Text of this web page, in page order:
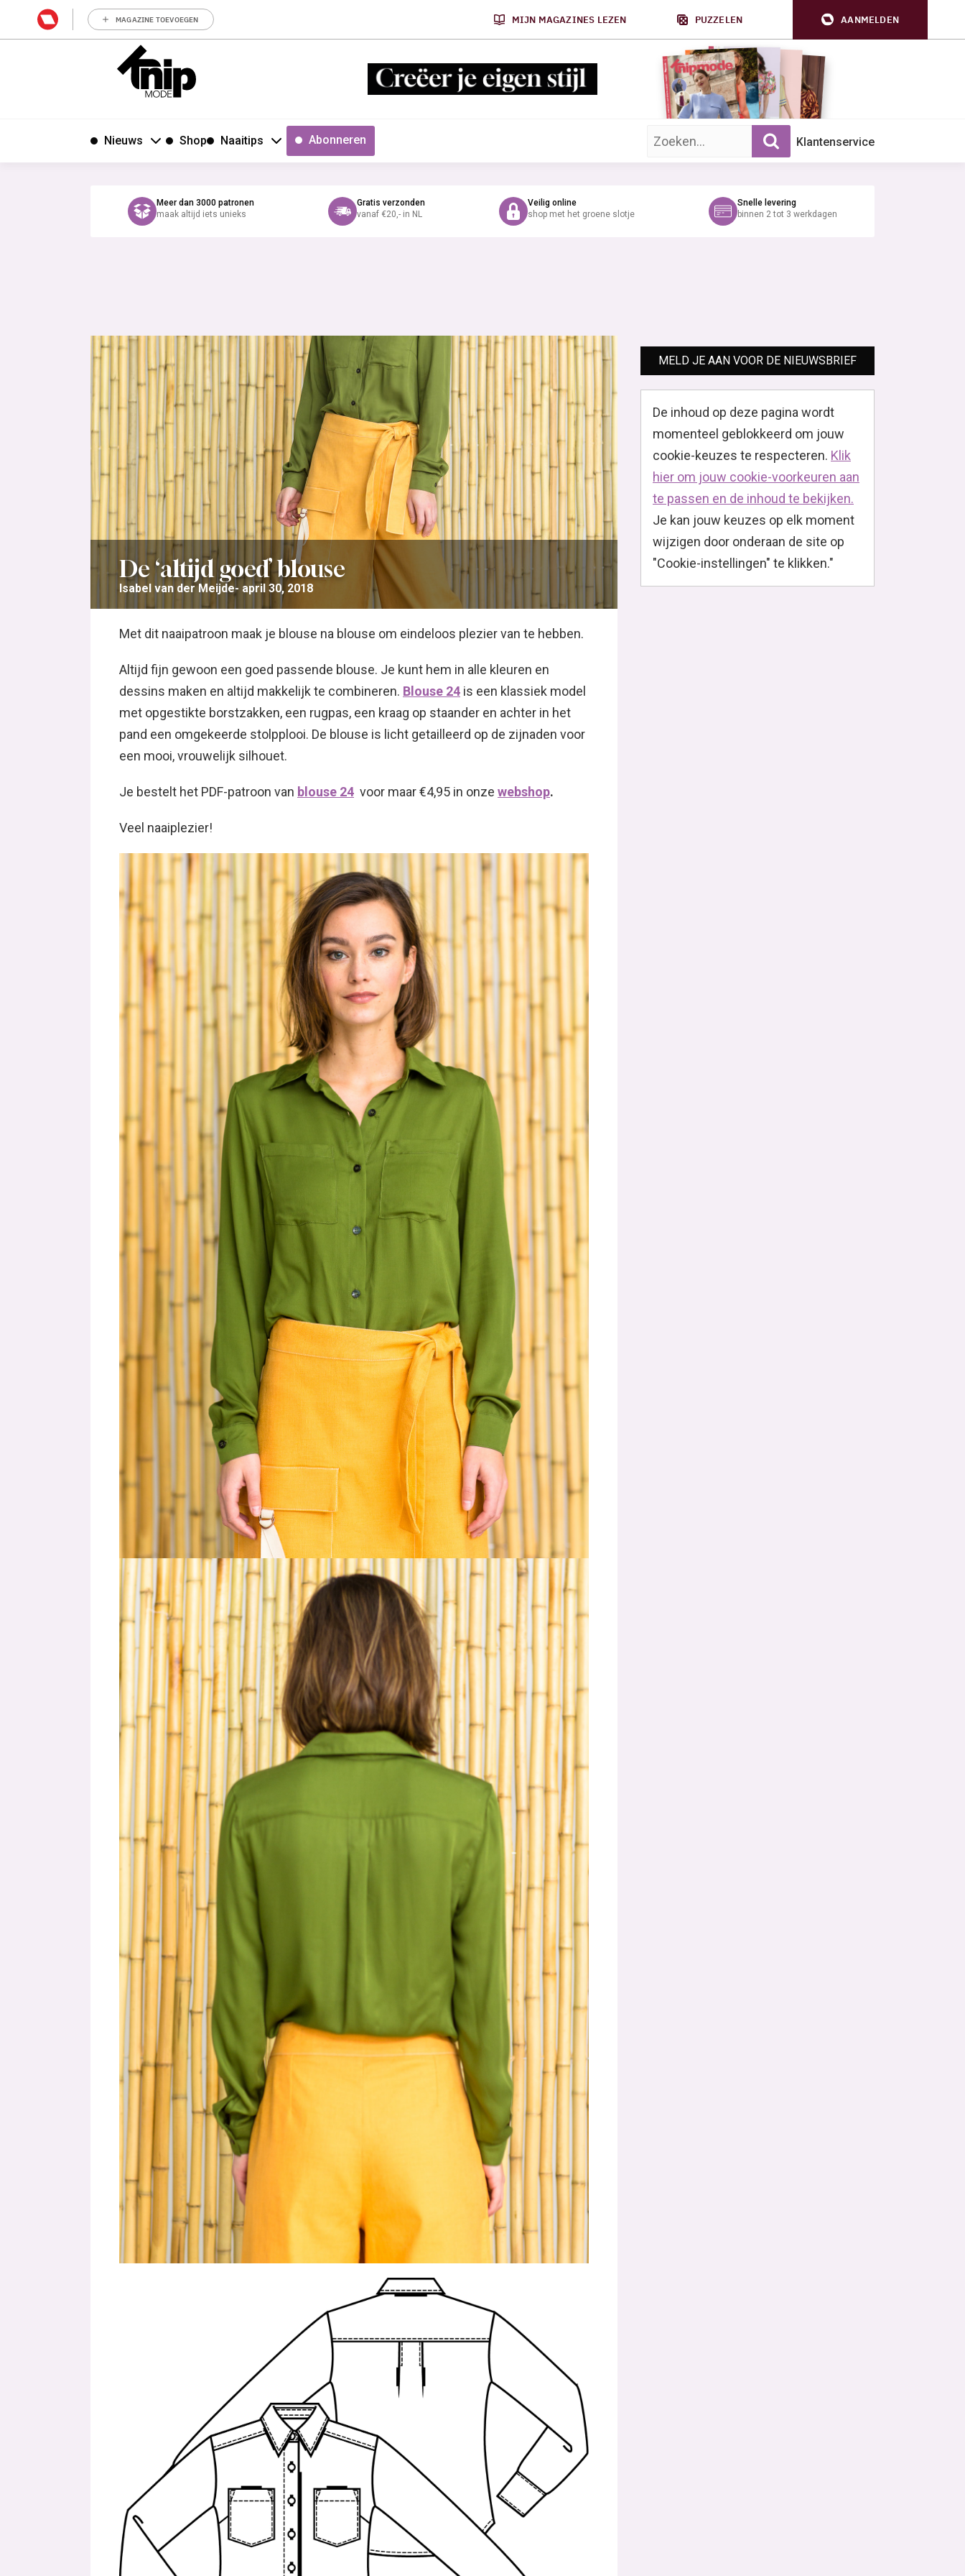
MAGAZINE TOEVOEGEN MIJN MAGAZINES LEZEN PUZZELEN AANMELDEN
Nieuws Shop Naaitips Abonneren Zoek op trefwoord: Klantenservice
Meer dan 3000 patronen
maak altijd iets unieks
Gratis verzonden
vanaf €20,- in NL
Veilig online
shop met het groene slotje
Snelle levering
binnen 2 tot 3 werkdagen
De ‘altijd goed’ blouse
Isabel van der Meijde april 30, 2018
Met dit naaipatroon maak je blouse na blouse om eindeloos plezier van te hebben.
Altijd fijn gewoon een goed passende blouse. Je kunt hem in alle kleuren en
dessins maken en altijd makkelijk te combineren. Blouse 24 is een klassiek model
met opgestikte borstzakken, een rugpas, een kraag op staander en achter in het
pand een omgekeerde stolpplooi. De blouse is licht getailleerd op de zijnaden voor
een mooi, vrouwelijk silhouet.
Je bestelt het PDF-patroon van blouse 24 voor maar €4,95 in onze webshop.
Veel naaiplezier!
MELD JE AAN VOOR DE NIEUWSBRIEF
De inhoud op deze pagina wordt
momenteel geblokkeerd om jouw
cookie-keuzes te respecteren. Klik
hier om jouw cookie-voorkeuren aan
te passen en de inhoud te bekijken.
Je kan jouw keuzes op elk moment
wijzigen door onderaan de site op
"Cookie-instellingen" te klikken."